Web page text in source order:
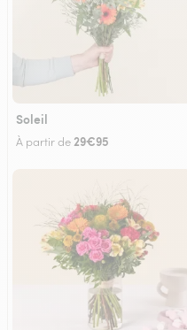
Soleil
À partir de 29€95